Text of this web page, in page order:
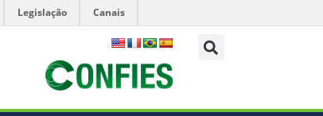
Legislação Canais